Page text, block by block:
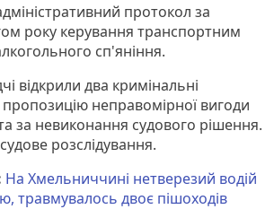
протокол за
року керування транспортним
сп'яніння.
відкрили два кримінальні
неправомірної вигоди
за невиконання судового рішення.
розслідування.
На Хмельниччині нетверезий водій
травмувалось двоє пішоходів